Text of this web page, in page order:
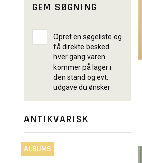
GEM SØGNING
Opret en søgeliste og
få direkte besked
hver gang varen
kommer på lager i
den stand og evt.
udgave du ønsker
ANTIKVARISK
ALBUMS